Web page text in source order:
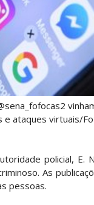
e ataques virtuais/
policial,
As
pessoas.